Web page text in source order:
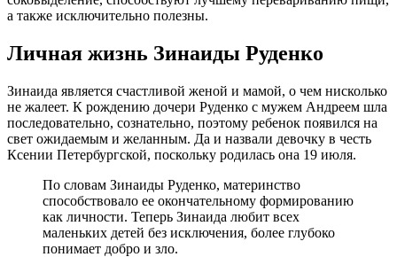
а также исключительно полезны.
Личная жизнь Зинаиды Руденко
Зинаида является счастливой женой и мамой, о чем нисколько
не жалеет. К рождению дочери Руденко с мужем Андреем шла
последовательно, сознательно, поэтому ребенок появился на
свет ожидаемым и желанным. Да и назвали девочку в честь
Ксении Петербургской, поскольку родилась она 19 июля.
По словам Зинаиды Руденко, материнство
способствовало ее окончательному формированию
как личности. Теперь Зинаида любит всех
маленьких детей без исключения, более глубоко
понимает добро и зло.